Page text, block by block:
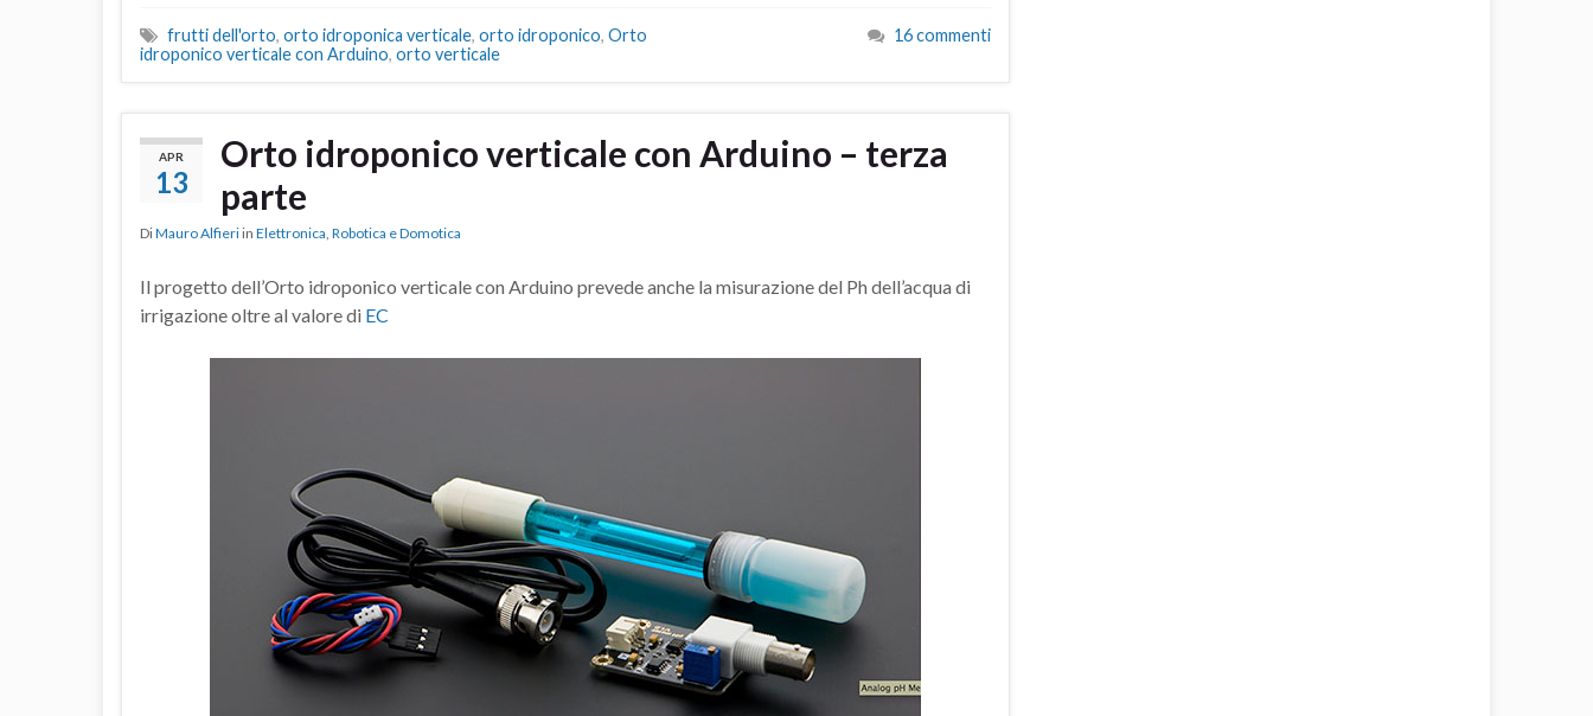
frutti dell'orto, orto idroponica verticale, orto idroponico, Orto
idroponico verticale con Arduino, orto verticale
16 commenti
APR
13
Orto idroponico verticale con Arduino – terza
parte
DiMauro Alfieri in Elettronica, Robotica e Domotica
Il progetto dell’Orto idroponico verticale con Arduino prevede anche la misurazione del Ph dell’acqua di
irrigazione oltre al valore di EC